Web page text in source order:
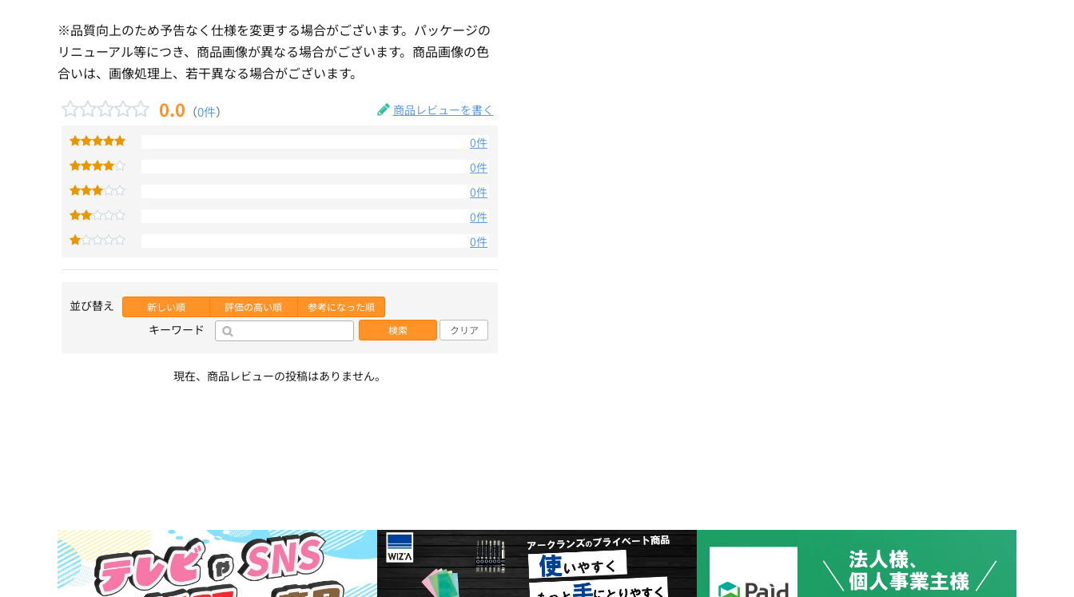
※品質向上のため予告なく仕様を変更する場合がございます。パッケージの
リニューアル等につき、商品画像が異なる場合がございます。商品画像の色
合いは、画像処理上、若干異なる場合がございます。
0.0 （0件） 商品レビューを書く
0件
0件
0件
0件
0件
並び替え 新しい順 評価の高い順 参考になった順
キーワード 検索 クリア
現在、商品レビューの投稿はありません。